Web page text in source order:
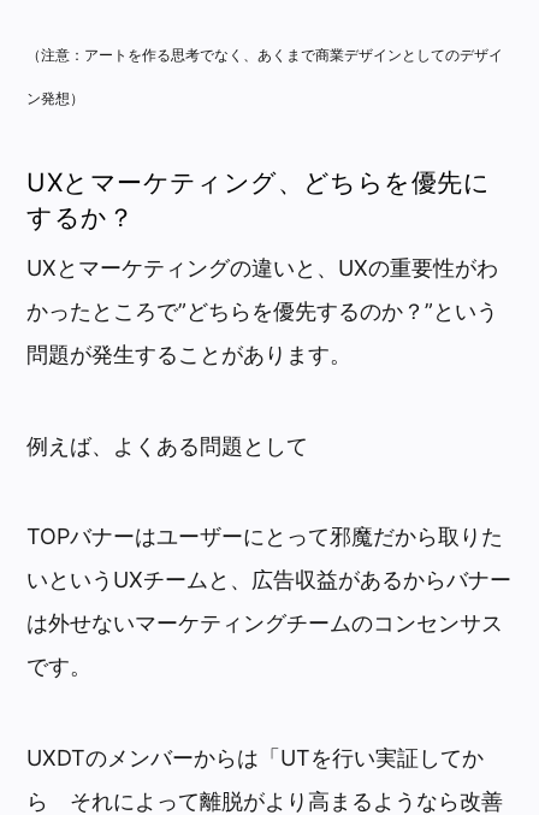
（注意：アートを作る思考でなく、あくまで商業デザインとしてのデザイ
ン発想）
UXとマーケティング、どちらを優先に
するか？
UXとマーケティングの違いと、UXの重要性がわ
かったところで”どちらを優先するのか？”という
問題が発生することがあります。
例えば、よくある問題として
TOPバナーはユーザーにとって邪魔だから取りた
いというUXチームと、広告収益があるからバナー
は外せないマーケティングチームのコンセンサス
です。
UXDTのメンバーからは「UTを行い実証してか
ら それによって離脱がより高まるようなら改善